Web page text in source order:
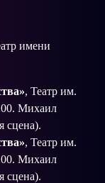
, Театр им.
Михаил
сцена).
, Театр им.
Михаил
сцена).